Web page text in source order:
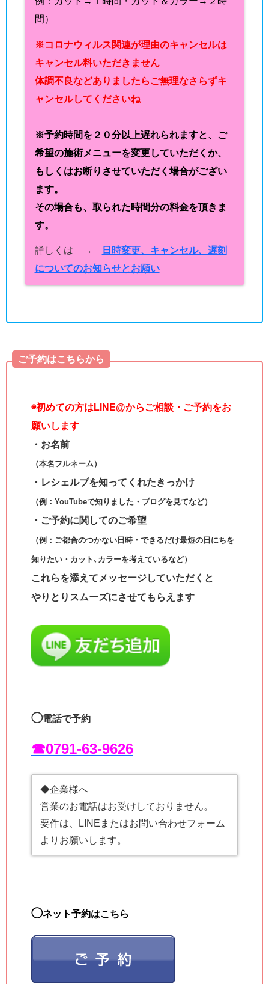
間）
※コロナウィルス関連が理由のキャンセルは
キャンセル料いただきません
体調不良などありましたらご無理なさらずキ
ャンセルしてくださいね
※予約時間を２０分以上遅れられますと、ご
希望の施術メニューを変更していただくか、
もしくはお断りさせていただく場合がござい
ます。
その場合も、取られた時間分の料金を頂きま
す。
詳しくは →
日時変更、キャンセル、遅刻
についてのお知らせとお願い
ご予約はこちらから
◉初めての方はLINE@からご相談・ご予約をお
願いします
・お名前
（本名フルネーム）
・レシェルブを知ってくれたきっかけ
（例：YouTubeで知りました・ブログを見てなど）
・ご予約に関してのご希望
（例：ご都合のつかない日時・できるだけ最短の日にちを
知りたい・カット､カラーを考えているなど）
これらを添えてメッセージしていただくと
やりとりスムーズにさせてもらえます
◯電話で予約
☎︎0791-63-9626
◆企業様へ
営業のお電話はお受けしておりません。
要件は、LINEまたはお問い合わせフォーム
よりお願いします。
◯ネット予約はこちら